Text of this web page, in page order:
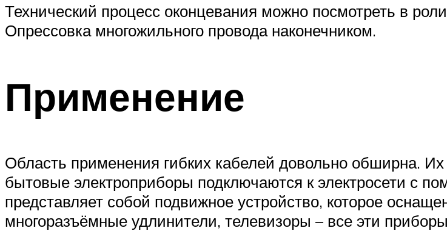
Технический процесс оконцевания можно посмотреть в
Опрессовка многожильного провода наконечником.
Применение
Область применения гибких кабелей довольно обширна.
бытовые электроприборы подключаются к электросети с
представляет собой подвижное устройство, которое
многоразъёмные удлинители, телевизоры – все эти